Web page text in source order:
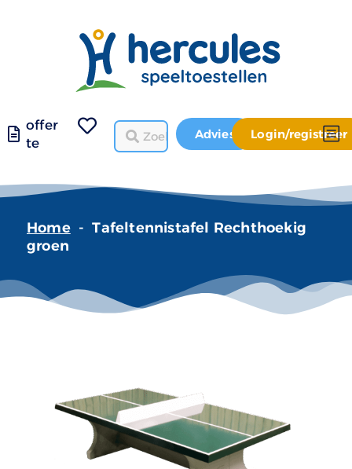
offer
te
Advies Login/registreer
Home - Tafeltennistafel Rechthoekig
groen